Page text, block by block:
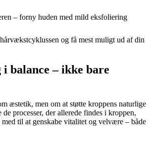
– forny huden med mild eksfoliering
og få mest muligt ud af din
balance – ikke bare
æstetik, men om at støtte kroppens naturlige
de processer, der allerede findes i kroppen,
til at genskabe vitalitet og velvære – både